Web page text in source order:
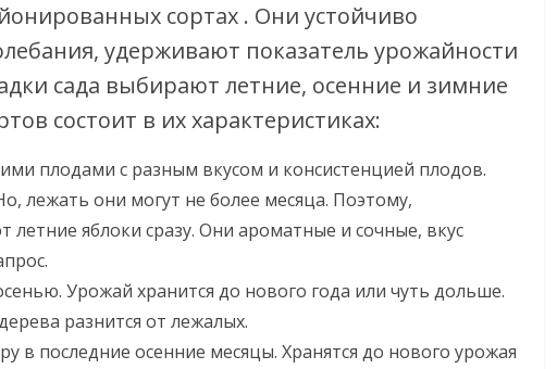
сортах . Они устойчиво
удерживают показатель урожайности
сада выбирают летние, осенние и зимние
состоит в их характеристиках:
плодами с разным вкусом и консистенцией плодов.
лежать они могут не более месяца. Поэтому,
яблоки сразу. Они ароматные и сочные, вкус
Урожай хранится до нового года или чуть дольше.
разнится от лежалых.
в последние осенние месяцы. Хранятся до нового урожая